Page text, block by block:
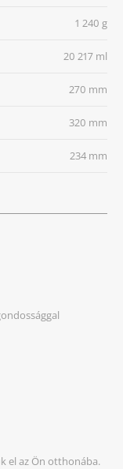
1 240 g
20 217 ml
270 mm
320 mm
234 mm
el az Ön otthonába.